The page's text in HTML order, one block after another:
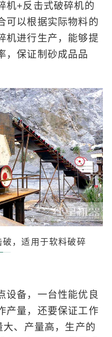
机+反击式破碎机的
可以根据实际物料的
机进行生产，能够提
，保证制砂成品品
，适用于软料破碎
设备，一台性能优良
产量，还要保证工作
、产量高，生产的